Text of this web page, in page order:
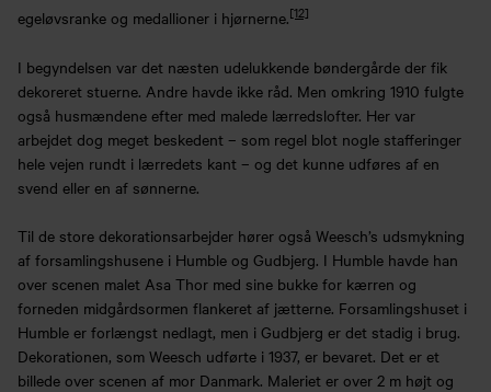
egeløvsranke og medallioner i hjørnerne.[12]
I begyndelsen var det næsten udelukkende bøndergårde der fik
dekoreret stuerne. Andre havde ikke råd. Men omkring 1910 fulgte
også husmændene efter med malede lærredslofter. Her var
arbejdet dog meget beskedent – som regel blot nogle stafferinger
hele vejen rundt i lærredets kant – og det kunne udføres af en
svend eller en af sønnerne.
Til de store dekorationsarbejder hører også Weesch’s udsmykning
af forsamlingshusene i Humble og Gudbjerg. I Humble havde han
over scenen malet Asa Thor med sine bukke for kærren og
forneden midgårdsormen flankeret af jætterne. Forsamlingshuset i
Humble er forlængst nedlagt, men i Gudbjerg er det stadig i brug.
Dekorationen, som Weesch udførte i 1937, er bevaret. Det er et
billede over scenen af mor Danmark. Maleriet er over 2 m højt og